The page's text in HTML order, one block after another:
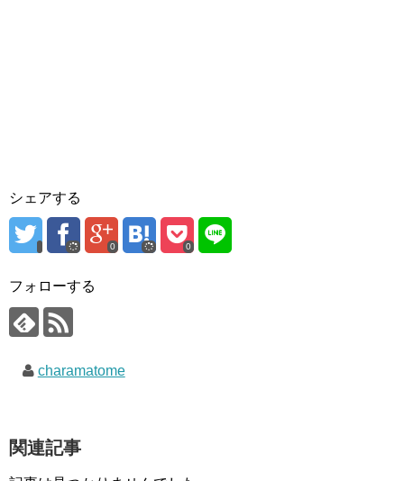
シェアする
0 0
フォローする
charamatome
関連記事